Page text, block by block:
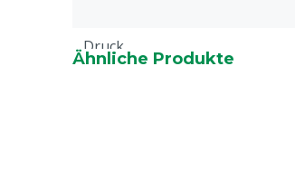
Druck
Ähnliche Produkte